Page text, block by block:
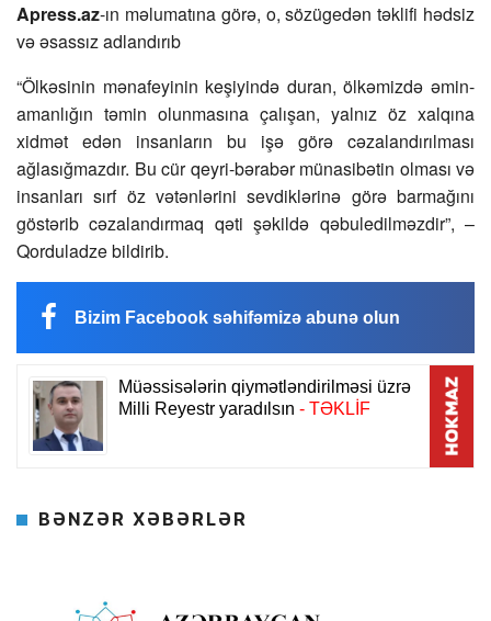
Apress.az-ın məlumatına görə, o, sözügedən təklifi hədsiz
və əsassız adlandırıb
“Ölkəsinin mənafeyinin keşiyində duran, ölkəmizdə əmin-
amanlığın təmin olunmasına çalışan, yalnız öz xalqına
xidmət edən insanların bu işə görə cəzalandırılması
ağlasığmazdır. Bu cür qeyri-bərabər münasibətin olması və
insanları sırf öz vətənlərini sevdiklərinə görə barmağını
göstərib cəzalandırmaq qəti şəkildə qəbuledilməzdir”, –
Qorduladze bildirib.
Bizim Facebook səhifəmizə abunə olun
BƏNZƏR XƏBƏRLƏR